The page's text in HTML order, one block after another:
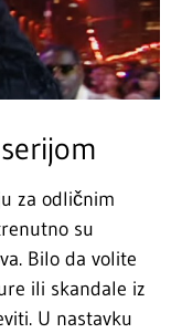
za odličnim
su
Bilo da volite
ili skandale iz
U nastavku